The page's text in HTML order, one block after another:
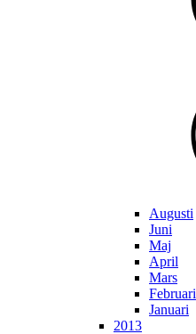
Augusti
Juni
Maj
April
Mars
Februari
Januari
2013